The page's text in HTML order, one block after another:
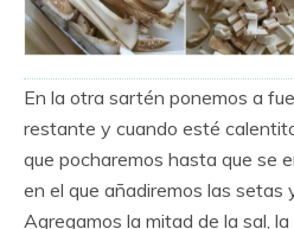
En la otra sartén ponemos a
restante y cuando esté
que pocharemos hasta que se
en el que añadiremos las setas
Agregamos la mitad de la sal,